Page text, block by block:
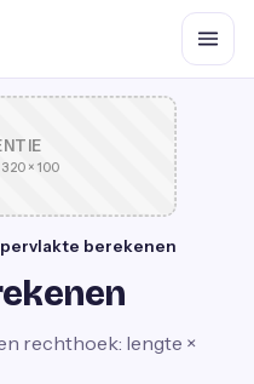
× 100
berekenen
rechthoek: lengte ×